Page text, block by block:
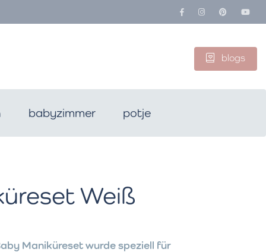
blogs
babyzimmer potje
Weiß
Maniküreset wurde speziell für